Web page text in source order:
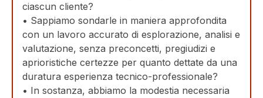
ciascun cliente?
• Sappiamo sondarle in maniera approfondita
con un lavoro accurato di esplorazione, analisi e
valutazione, senza preconcetti, pregiudizi e
aprioristiche certezze per quanto dettate da una
duratura esperienza tecnico-professionale?
• In sostanza, abbiamo la modestia necessaria